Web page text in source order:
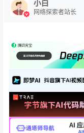
小白
网络探索者站长